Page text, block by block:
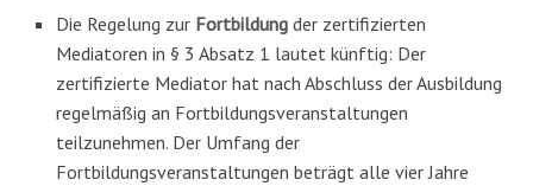
Die Regelung zur Fortbildung der zertifizierten
Mediatoren in § 3 Absatz 1 lautet künftig: Der
zertifizierte Mediator hat nach Abschluss der Ausbildung
regelmäßig an Fortbildungsveranstaltungen
teilzunehmen. Der Umfang der
Fortbildungsveranstaltungen beträgt alle vier Jahre